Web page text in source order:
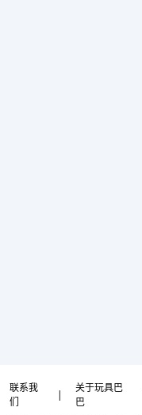
联系我
们
|
关于玩具巴
巴